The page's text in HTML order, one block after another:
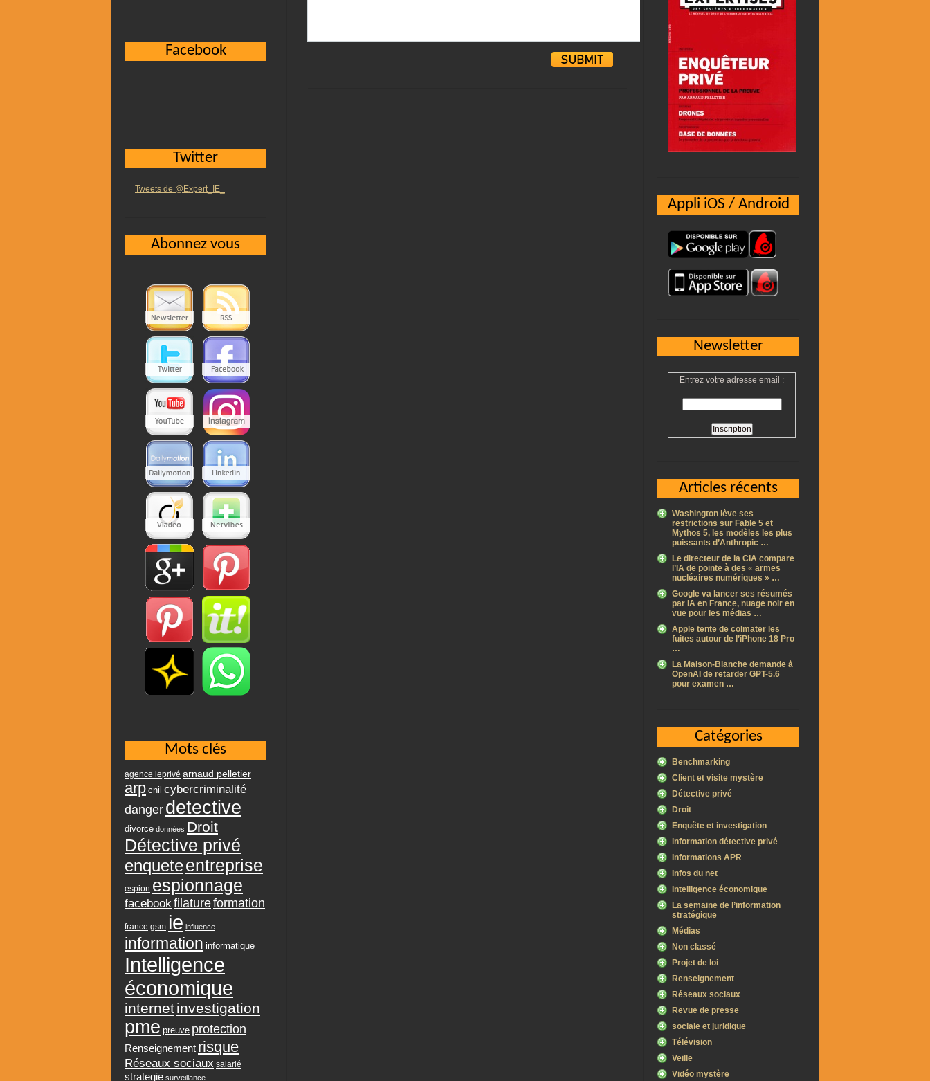
Appli iOS / Android
Newsletter
Entrez votre adresse email :
Articles récents
Washington lève ses
restrictions sur Fable 5 et
Mythos 5, les modèles les plus
puissants d’Anthropic …
Le directeur de la CIA compare
l’IA de pointe à des « armes
nucléaires numériques » …
Google va lancer ses résumés
par IA en France, nuage noir en
vue pour les médias …
Apple tente de colmater les
fuites autour de l’iPhone 18 Pro
…
La Maison-Blanche demande à
OpenAI de retarder GPT-5.6
pour examen …
Catégories
Benchmarking
Client et visite mystère
Détective privé
Droit
Enquête et investigation
information détective privé
Informations APR
Infos du net
Intelligence économique
La semaine de l’information
stratégique
Médias
Non classé
Projet de loi
Renseignement
Réseaux sociaux
Revue de presse
sociale et juridique
Télévision
Veille
Vidéo mystère
Facebook
Twitter
Tweets de @Expert_IE_
Abonnez vous
Mots clés
agence leprivé arnaud pelletier
arp cnil cybercriminalité
danger detective
divorce données Droit
Détective privé
enqueteentreprise
espion espionnage
facebookfilatureformation
france gsm ie influence
information informatique
Intelligence
économique
internetinvestigation
pme preuve protection
Renseignement risque
Réseaux sociaux salarié
strategie surveillance